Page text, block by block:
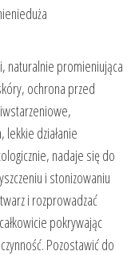
naturalnie promieniująca
ochrona przed
działanie
nadaje się do
i stonizowaniu
i rozprowadzać
pokrywając
Pozostawić do